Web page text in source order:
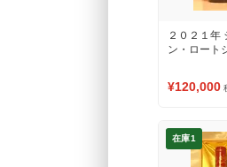
２０２１年
ン・ロート
¥120,000
在庫1